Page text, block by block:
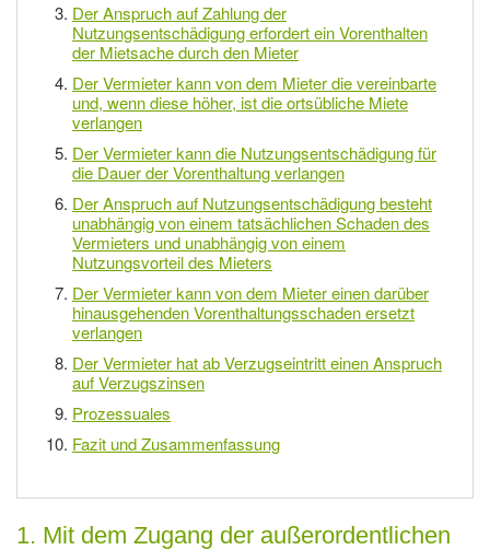
Der Anspruch auf Zahlung der
Nutzungsentschädigung erfordert ein Vorenthalten
der Mietsache durch den Mieter
Der Vermieter kann von dem Mieter die vereinbarte
und, wenn diese höher, ist die ortsübliche Miete
verlangen
Der Vermieter kann die Nutzungsentschädigung für
die Dauer der Vorenthaltung verlangen
Der Anspruch auf Nutzungsentschädigung besteht
unabhängig von einem tatsächlichen Schaden des
Vermieters und unabhängig von einem
Nutzungsvorteil des Mieters
Der Vermieter kann von dem Mieter einen darüber
hinausgehenden Vorenthaltungsschaden ersetzt
verlangen
Der Vermieter hat ab Verzugseintritt einen Anspruch
auf Verzugszinsen
Prozessuales
Fazit und Zusammenfassung
1. Mit dem Zugang der außerordentlichen